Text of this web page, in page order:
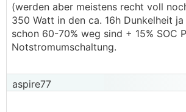
(werden aber meistens recht voll
350 Watt in den ca. 16h Dunkelheit
schon 60-70% weg sind + 15% SOC
Notstromumschaltung.
aspire77